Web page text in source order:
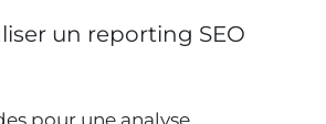
un reporting SEO
pour une analyse